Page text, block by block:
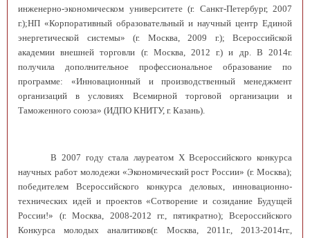
инженерно-экономическом университете (г. Санкт-Петербург, 2007
г.);НП «Корпоративный образовательный и научный центр Единой
энергетической системы» (г. Москва, 2009 г.); Всероссийской
академии внешней торговли (г. Москва, 2012 г.) и др. В 2014г.
получила дополнительное профессиональное образование по
программе: «Инновационный и производственный менеджмент
организаций в условиях Всемирной торговой организации и
Таможенного союза» (ИДПО КНИТУ, г. Казань).
В 2007 году стала лауреатом XВсероссийского конкурса
научных работ молодежи «Экономическийрост России» (г. Москва);
победителем Всероссийского конкурса деловых, инновационно-
технических идей и проектов «Сотворение и созидание Будущей
России!» (г. Москва, 2008-2012 гг., пятикратно); Всероссийского
Конкурса молодых аналитиков(г. Москва, 2011г., 2013-2014гг.,